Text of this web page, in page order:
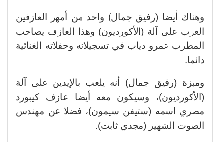
وهناك أيضا (رفيق جمال) واحد من أمهر العازفين
العرب على آلة (الأكورديون) وهذا العازف يصاحب
المطرب عمرو دياب في تسجيلاته وحفلاته الغنائية
دائما.
وميزة (رفيق جمال) أنه يلعب بالإيدين على آلة
(الأكورديون)، وسيكون معه أيضا عازف كيبورد
مصري اسمه (ستيفن سيمون)، فضلا عن مهندس
الصوت الشهير (مجدي ثابت).